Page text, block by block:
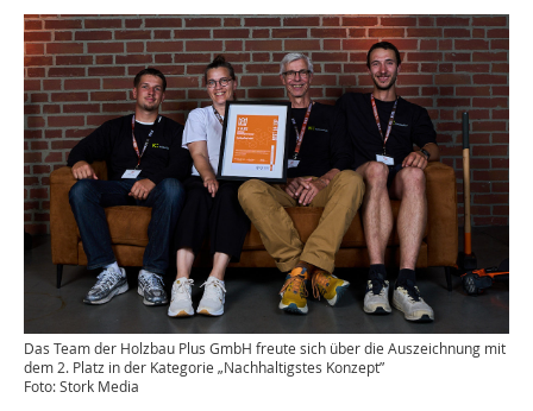
Das Team der Holzbau Plus GmbH freute sich über die Auszeichnung mit
dem 2. Platz in der Kategorie „Nachhaltigstes Konzept”
Foto: Stork Media